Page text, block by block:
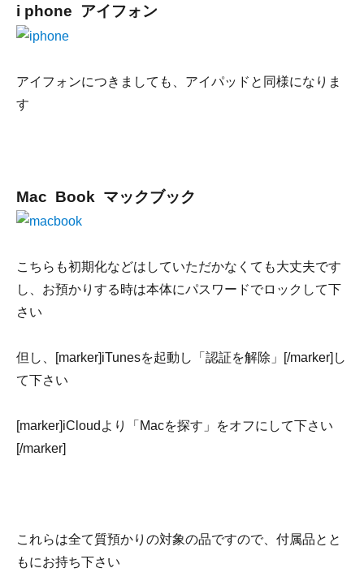
i phone アイフォン
アイフォンにつきましても、アイパッドと同様になりま
す
Mac Book マックブック
こちらも初期化などはしていただかなくても大丈夫です
し、お預かりする時は本体にパスワードでロックして下
さい
但し、[marker]iTunesを起動し「認証を解除」[/marker]し
て下さい
[marker]iCloudより「Macを探す」をオフにして下さい
[/marker]
これらは全て質預かりの対象の品ですので、付属品とと
もにお持ち下さい